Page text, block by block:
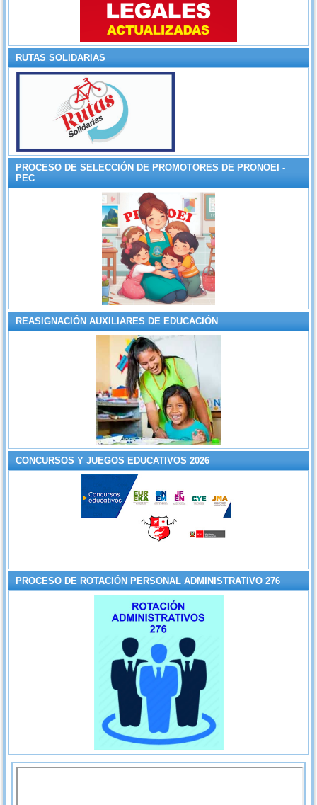
RUTAS SOLIDARIAS
PROCESO DE SELECCIÓN DE PROMOTORES DE PRONOEI -
PEC
REASIGNACIÓN AUXILIARES DE EDUCACIÓN
CONCURSOS Y JUEGOS EDUCATIVOS 2026
PROCESO DE ROTACIÓN PERSONAL ADMINISTRATIVO 276